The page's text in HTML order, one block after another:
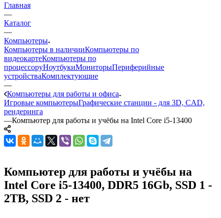
Главная
—
Каталог
—
Компьютеры
Компьютеры в наличииКомпьютеры по
видеокартеКомпьютеры по
процессоруНоутбукиМониторыПериферийные
устройстваКомплектующие
—
Компьютеры для работы и офиса
Игровые компьютерыГрафические станции - для 3D, CAD,
рендеринга
—Компьютер для работы и учёбы на Intel Core i5-13400
Компьютер для работы и учёбы на
Intel Core i5-13400, DDR5 16Gb, SSD 1 -
2TB, SSD 2 - нет